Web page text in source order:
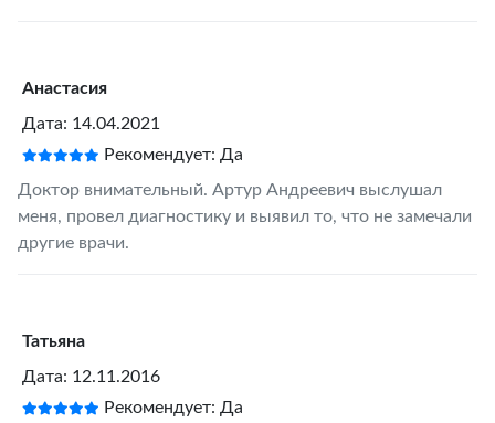
Анастасия
Дата: 14.04.2021
Рекомендует: Да
Доктор внимательный. Артур Андреевич выслушал
меня, провел диагностику и выявил то, что не замечали
другие врачи.
Татьяна
Дата: 12.11.2016
Рекомендует: Да